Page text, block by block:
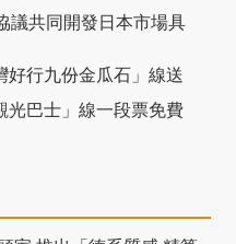
議共同開發日本市場具
好行九份金瓜石」線送
光巴士」線一段票免費